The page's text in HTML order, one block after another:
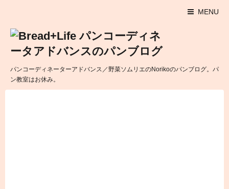
MENU
パンコーディネーターアドバンス／野菜ソムリエのNorikoのパンブログ。パ
ン教室はお休み。